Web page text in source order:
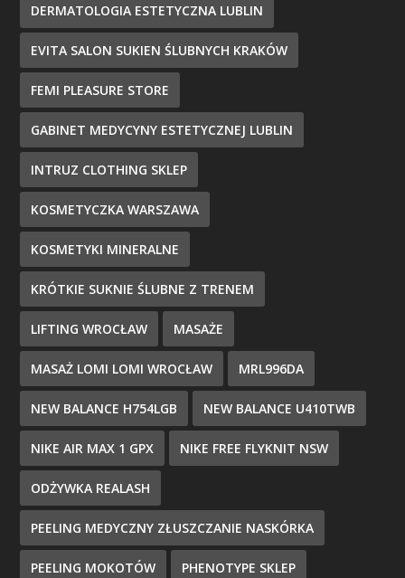
DERMATOLOGIA ESTETYCZNA LUBLIN
EVITA SALON SUKIEN ŚLUBNYCH KRAKÓW
FEMI PLEASURE STORE
GABINET MEDYCYNY ESTETYCZNEJ LUBLIN
INTRUZ CLOTHING SKLEP
KOSMETYCZKA WARSZAWA
KOSMETYKI MINERALNE
KRÓTKIE SUKNIE ŚLUBNE Z TRENEM
LIFTING WROCŁAW MASAŻE
MASAŻ LOMI LOMI WROCŁAW MRL996DA
NEW BALANCE H754LGB NEW BALANCE U410TWB
NIKE AIR MAX 1 GPX NIKE FREE FLYKNIT NSW
ODŻYWKA REALASH
PEELING MEDYCZNY ZŁUSZCZANIE NASKÓRKA
PEELING MOKOTÓW PHENOTYPE SKLEP